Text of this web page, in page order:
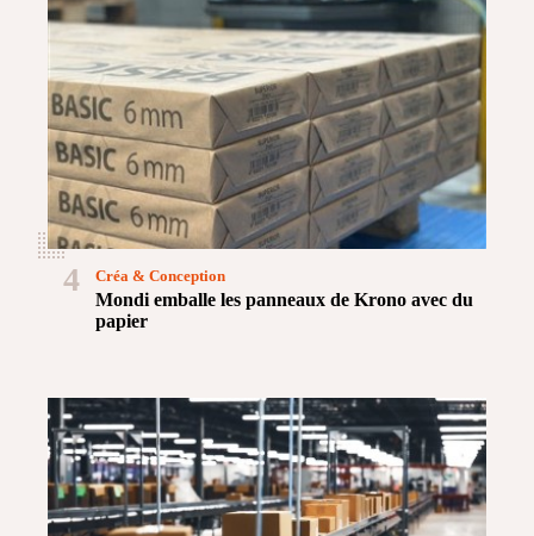
4
Mondi emballe les panneaux de Krono avec du
papier
Créa & Conception